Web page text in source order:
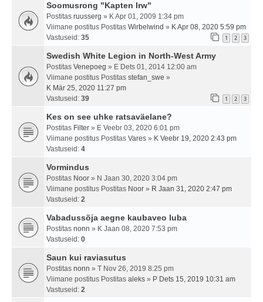
Soomusrong "Kapten Irw"
Postitas ruusserg » K Apr 01, 2009 1:34 pm
Viimane postitus Postitas Wirbelwind » K Apr 08, 2020 5:59 pm
Vastuseid: 35 1 2 3
Swedish White Legion in North-West Army
Postitas Venepoeg » E Dets 01, 2014 12:00 am
Viimane postitus Postitas stefan_swe »
K Mär 25, 2020 11:27 pm
Vastuseid: 39 1 2 3
Kes on see uhke ratsaväelane?
Postitas Filter » E Veebr 03, 2020 6:01 pm
Viimane postitus Postitas Vares » K Veebr 19, 2020 2:43 pm
Vastuseid: 4
Vormindus
Postitas Noor » N Jaan 30, 2020 3:04 pm
Viimane postitus Postitas Noor » R Jaan 31, 2020 2:47 pm
Vastuseid: 2
Vabadussõja aegne kaubaveo luba
Postitas nonn » K Jaan 08, 2020 7:53 pm
Vastuseid: 0
Saun kui raviasutus
Postitas nonn » T Nov 26, 2019 8:25 pm
Viimane postitus Postitas aleks » P Dets 15, 2019 10:31 am
Vastuseid: 2